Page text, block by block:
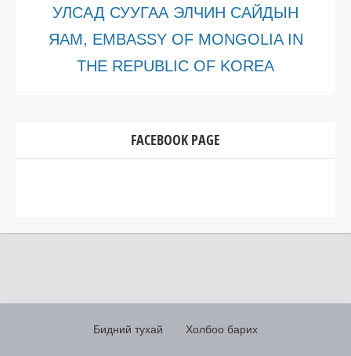
УЛСАД СУУГАА ЭЛЧИН САЙДЫН
ЯАМ, EMBASSY OF MONGOLIA IN
THE REPUBLIC OF KOREA
FACEBOOK PAGE
Бидний тухай Холбоо барих